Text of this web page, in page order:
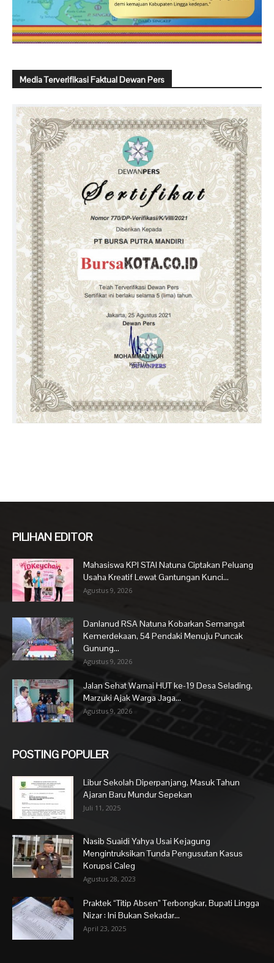
Media Terverifikasi Faktual Dewan Pers
PILIHAN EDITOR
Mahasiswa KPI STAI Natuna Ciptakan Peluang
Usaha Kreatif Lewat Gantungan Kunci...
Agustus 9, 2026
Danlanud RSA Natuna Kobarkan Semangat
Kemerdekaan, 54 Pendaki Menuju Puncak
Gunung...
Agustus 9, 2026
Jalan Sehat Warnai HUT ke-19 Desa Selading,
Marzuki Ajak Warga Jaga...
Agustus 9, 2026
POSTING POPULER
Libur Sekolah Diperpanjang, Masuk Tahun
Ajaran Baru Mundur Sepekan
Juli 11, 2025
Nasib Suaidi Yahya Usai Kejagung
Mengintruksikan Tunda Pengusutan Kasus
Korupsi Caleg
Agustus 28, 2023
Praktek “Titip Absen” Terbongkar, Bupati Lingga
Nizar : Ini Bukan Sekadar...
April 23, 2025